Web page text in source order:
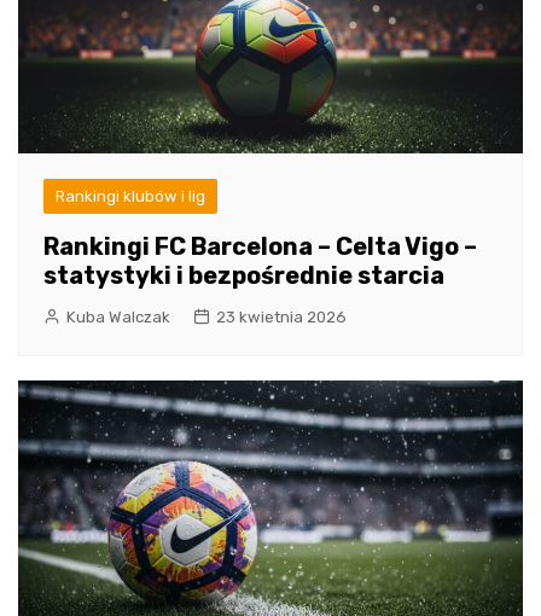
Rankingi klubów i lig
Rankingi FC Barcelona – Celta Vigo –
statystyki i bezpośrednie starcia
Kuba Walczak 23 kwietnia 2026